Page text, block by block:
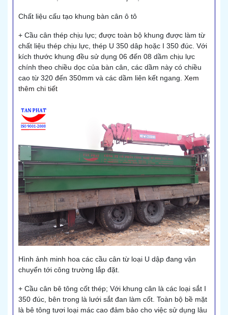
Chất liệu cấu tạo khung bàn cân ô tô
+ Cầu cân thép chịu lực; được toàn bộ khung được làm từ
chất liệu thép chịu lực, thép U 350 dâp hoặc I 350 đúc. Với
kích thước khung đều sử dụng 06 đến 08 dầm chịu lực
chính theo chiều dọc của bàn cân, các dầm này có chiều
cao từ 320 đến 350mm và các dầm liên kết ngang. Xem
thêm chi tiết
Hình ảnh minh hoa các cầu cân từ loại U dập đang vận
chuyển tới công trường lắp đặt.
+ Cầu cân bê tông cốt thép; Với khung cân là các loại sắt I
350 đúc, bên trong là lưới sắt đan làm cốt. Toàn bộ bề mặt
là bê tông tươi loại mác cao đảm bảo cho việc sử dụng lâu